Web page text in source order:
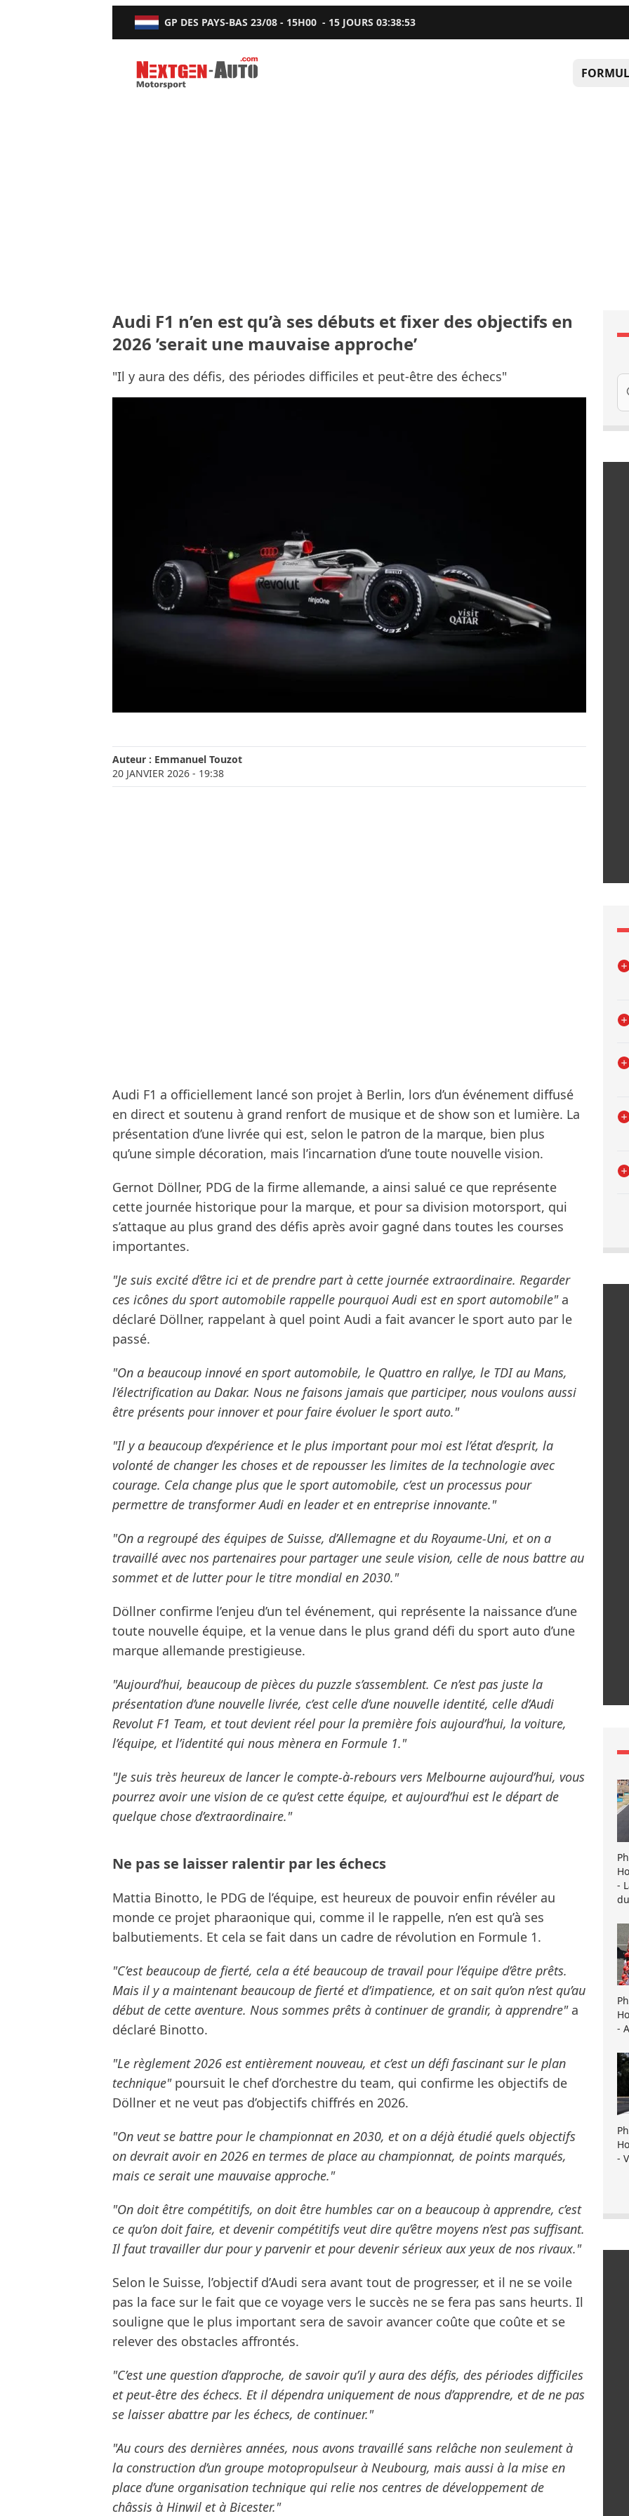
GP DES PAYS-BAS 23/08 - 15H00 - 15 JOURS03:38:52
Nextgen-Auto.com
Audi F1 n’en est qu’à ses débuts et fixer des objectifs en
2026 ’serait une mauvaise approche’
"Il y aura des défis, des périodes difficiles et peut-être des échecs"
Auteur : Emmanuel Touzot
20 JANVIER 2026 - 19:38
Audi F1 a officiellement lancé son projet à Berlin, lors d’un événement diffusé
en direct et soutenu à grand renfort de musique et de show son et lumière. La
présentation d’une livrée qui est, selon le patron de la marque, bien plus
qu’une simple décoration, mais l’incarnation d’une toute nouvelle vision.
Gernot Döllner, PDG de la firme allemande, a ainsi salué ce que représente
cette journée historique pour la marque, et pour sa division motorsport, qui
s’attaque au plus grand des défis après avoir gagné dans toutes les courses
importantes.
"Je suis excité d’être ici et de prendre part à cette journée extraordinaire. Regarder
ces icônes du sport automobile rappelle pourquoi Audi est en sport automobile"a
déclaré Döllner, rappelant à quel point Audi a fait avancer le sport auto par le
passé.
"On a beaucoup innové en sport automobile, le Quattro en rallye, le TDI au Mans,
l’électrification au Dakar. Nous ne faisons jamais que participer, nous voulons aussi
être présents pour innover et pour faire évoluer le sport auto."
"Il y a beaucoup d’expérience et le plus important pour moi est l’état d’esprit, la
volonté de changer les choses et de repousser les limites de la technologie avec
courage. Cela change plus que le sport automobile, c’est un processus pour
permettre de transformer Audi en leader et en entreprise innovante."
"On a regroupé des équipes de Suisse, d’Allemagne et du Royaume-Uni, et on a
travaillé avec nos partenaires pour partager une seule vision, celle de nous battre au
sommet et de lutter pour le titre mondial en 2030."
Döllner confirme l’enjeu d’un tel événement, qui représente la naissance d’une
toute nouvelle équipe, et la venue dans le plus grand défi du sport auto d’une
marque allemande prestigieuse.
"Aujourd’hui, beaucoup de pièces du puzzle s’assemblent. Ce n’est pas juste la
présentation d’une nouvelle livrée, c’est celle d’une nouvelle identité, celle d’Audi
Revolut F1 Team, et tout devient réel pour la première fois aujourd’hui, la voiture,
l’équipe, et l’identité qui nous mènera en Formule 1."
"Je suis très heureux de lancer le compte-à-rebours vers Melbourne aujourd’hui, vous
pourrez avoir une vision de ce qu’est cette équipe, et aujourd’hui est le départ de
quelque chose d’extraordinaire."
Ne pas se laisser ralentir par les échecs
Mattia Binotto, le PDG de l’équipe, est heureux de pouvoir enfin révéler au
monde ce projet pharaonique qui, comme il le rappelle, n’en est qu’à ses
balbutiements. Et cela se fait dans un cadre de révolution en Formule 1.
"C’est beaucoup de fierté, cela a été beaucoup de travail pour l’équipe d’être prêts.
Mais il y a maintenant beaucoup de fierté et d’impatience, et on sait qu’on n’est qu’au
début de cette aventure. Nous sommes prêts à continuer de grandir, à apprendre"a
déclaré Binotto.
"Le règlement 2026 est entièrement nouveau, et c’est un défi fascinant sur le plan
technique"poursuit le chef d’orchestre du team, qui confirme les objectifs de
Döllner et ne veut pas d’objectifs chiffrés en 2026.
"On veut se battre pour le championnat en 2030, et on a déjà étudié quels objectifs
on devrait avoir en 2026 en termes de place au championnat, de points marqués,
mais ce serait une mauvaise approche."
"On doit être compétitifs, on doit être humbles car on a beaucoup à apprendre, c’est
ce qu’on doit faire, et devenir compétitifs veut dire qu’être moyens n’est pas suffisant.
Il faut travailler dur pour y parvenir et pour devenir sérieux aux yeux de nos rivaux."
Selon le Suisse, l’objectif d’Audi sera avant tout de progresser, et il ne se voile
pas la face sur le fait que ce voyage vers le succès ne se fera pas sans heurts. Il
souligne que le plus important sera de savoir avancer coûte que coûte et se
relever des obstacles affrontés.
"C’est une question d’approche, de savoir qu’il y aura des défis, des périodes difficiles
et peut-être des échecs. Et il dépendra uniquement de nous d’apprendre, et de ne pas
se laisser abattre par les échecs, de continuer."
"Au cours des dernières années, nous avons travaillé sans relâche non seulement à
la construction d’un groupe motopropulseur à Neubourg, mais aussi à la mise en
place d’une organisation technique qui relie nos centres de développement de
châssis à Hinwil et à Bicester."
-
-
-